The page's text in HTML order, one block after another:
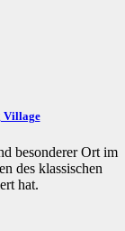
Village
besonderer Ort im
des klassischen
hat.